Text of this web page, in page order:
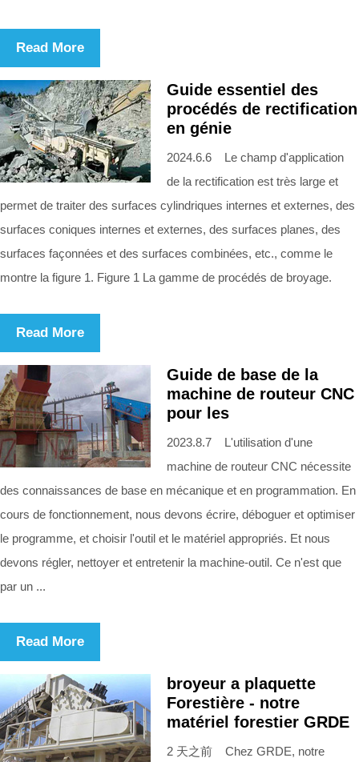
Read More
Guide essentiel des
procédés de rectification
en génie
2024.6.6 Le champ d'application
de la rectification est très large et
permet de traiter des surfaces cylindriques internes et externes, des
surfaces coniques internes et externes, des surfaces planes, des
surfaces façonnées et des surfaces combinées, etc., comme le
montre la figure 1. Figure 1 La gamme de procédés de broyage.
Read More
Guide de base de la
machine de routeur CNC
pour les
2023.8.7 L'utilisation d'une
machine de routeur CNC nécessite
des connaissances de base en mécanique et en programmation. En
cours de fonctionnement, nous devons écrire, déboguer et optimiser
le programme, et choisir l'outil et le matériel appropriés. Et nous
devons régler, nettoyer et entretenir la machine-outil. Ce n'est que
par un ...
Read More
broyeur a plaquette
Forestière - notre
matériel forestier GRDE
2 天之前 Chez GRDE, notre